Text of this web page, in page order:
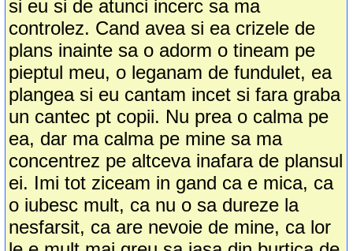
si eu si de atunci incerc sa ma
controlez. Cand avea si ea crizele de
plans inainte sa o adorm o tineam pe
pieptul meu, o leganam de fundulet, ea
plangea si eu cantam incet si fara graba
un cantec pt copii. Nu prea o calma pe
ea, dar ma calma pe mine sa ma
concentrez pe altceva inafara de plansul
ei. Imi tot ziceam in gand ca e mica, ca
o iubesc mult, ca nu o sa dureze la
nesfarsit, ca are nevoie de mine, ca lor